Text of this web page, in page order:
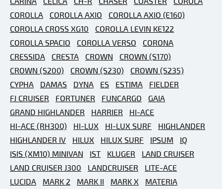
COROLLA
COROLLA AXIO
COROLLA AXIO (E160)
COROLLA CROSS XG10
COROLLA LEVIN KE122
COROLLA SPACIO
COROLLA VERSO
CORONA
CRESSIDA
CRESTA CROWN
CROWN (S170)
CROWN (S200)
CROWN (S230)
CROWN (S235)
CYPHA
DAMAS DYNA ES ESTIMA
FIELDER
FJ CRUISER
FORTUNER FUNCARGO
GAIA
GRAND HIGHLANDER
HARRIER
HI-ACE
HI-ACE (RH300)
HI-LUX HI-LUX SURF
HIGHLANDER
HIGHLANDER IV
HILUX HILUX SURF IPSUM
IQ
ISIS (XM10) MINIVAN
IST KLUGER
LAND CRUISER
LAND CRUISER J300
LANDCRUISER
LITE-ACE
LUCIDA
MARK 2 MARK II MARK X
MATERIA